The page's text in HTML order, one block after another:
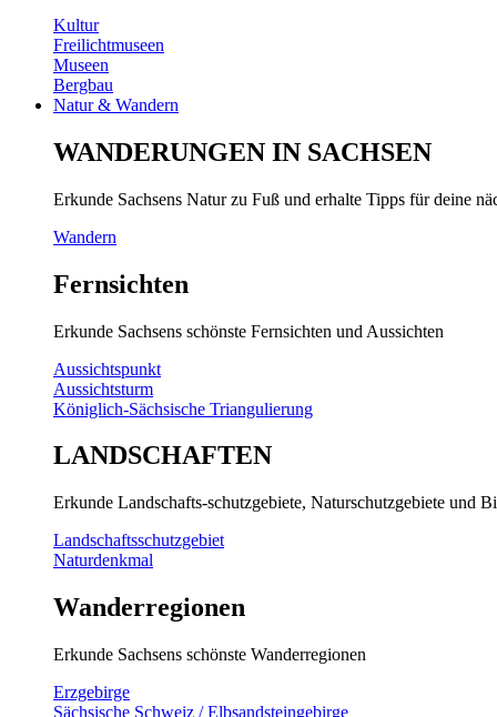
Kultur
Freilichtmuseen
Museen
Bergbau
Natur & Wandern
WANDERUNGEN IN SACHSEN
Erkunde Sachsens Natur zu Fuß und erhalte Tipps für deine
Wandern
Fernsichten
Erkunde Sachsens schönste Fernsichten und Aussichten
Aussichtspunkt
Aussichtsturm
Königlich-Sächsische Triangulierung
LANDSCHAFTEN
Erkunde Landschafts-schutzgebiete, Naturschutzgebiete und
Landschaftsschutzgebiet
Naturdenkmal
Wanderregionen
Erkunde Sachsens schönste Wanderregionen
Erzgebirge
Sächsische Schweiz / Elbsandsteingebirge